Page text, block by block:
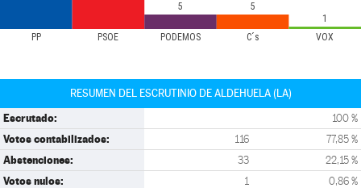
PP PSOE PODEMOS C´s VOX
5
5
1
RESUMEN DEL ESCRUTINIO DE ALDEHUELA (LA)
Escrutado: 100 %
Votos contabilizados: 116 77,85 %
Abstenciones: 33 22,15 %
Votos nulos: 1 0,86 %